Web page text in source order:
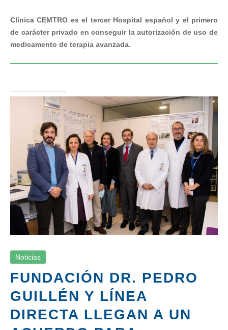
Clínica CEMTRO es el tercer Hospital español y el primero
de carácter privado en conseguir la autorización de uso de
medicamento de terapia avanzada.
----------------------
FUNDACIÓN DR. PEDRO GUILLÉN Y LÍNEA
DIRECTA LLEGAN A UN ACUERDO PARA
IMPULSAR LA INVESTIGACIÓN EN EL
CAMPO DE LA TRAUMATOLOGÍA
Noticias
Noticias
FUNDACIÓN DR. PEDRO
GUILLÉN Y LÍNEA
DIRECTA LLEGAN A UN